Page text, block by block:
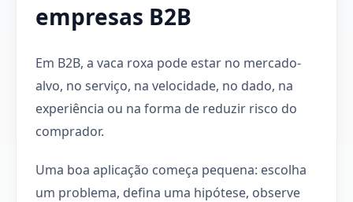
empresas B2B
Em B2B, a vaca roxa pode estar no mercado-
alvo, no serviço, na velocidade, no dado, na
experiência ou na forma de reduzir risco do
comprador.
Uma boa aplicação começa pequena: escolha
um problema, defina uma hipótese, observe